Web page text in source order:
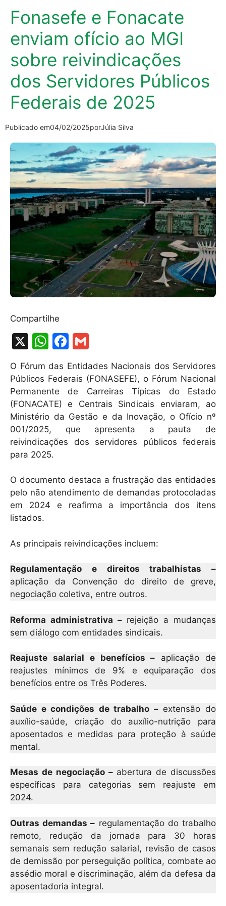
Fonasefe e Fonacate
enviam ofício ao MGI
sobre reivindicações
dos Servidores Públicos
Federais de 2025
Publicado em04/02/2025porJúlia Silva
Compartilhe
X
W
h
at
s
A
p
p
F
a
c
e
b
o
o
m
ai
l
O Fórum das Entidades Nacionais dos Servidores
Públicos Federais (FONASEFE), o Fórum Nacional
Permanente de Carreiras Típicas do Estado
(FONACATE) e Centrais Sindicais enviaram, ao
Ministério da Gestão e da Inovação, o Ofício nº
001/2025, que apresenta a pauta de
reivindicações dos servidores públicos federais
para 2025.
O documento destaca a frustração das entidades
pelo não atendimento de demandas protocoladas
em 2024 e reafirma a importância dos itens
listados.
As principais reivindicações incluem:
Regulamentação e direitos trabalhistas –
aplicação da Convenção do direito de greve,
negociação coletiva, entre outros.
Reforma administrativa –rejeição a mudanças
sem diálogo com entidades sindicais.
Reajuste salarial e benefícios – aplicação de
reajustes mínimos de 9% e equiparação dos
benefícios entre os Três Poderes.
Saúde e condições de trabalho –extensão do
auxílio-saúde, criação do auxílio-nutrição para
aposentados e medidas para proteção à saúde
mental.
Mesas de negociação – abertura de discussões
específicas para categorias sem reajuste em
2024.
Outras demandas – regulamentação do trabalho
remoto, redução da jornada para 30 horas
semanais sem redução salarial, revisão de casos
de demissão por perseguição política, combate ao
assédio moral e discriminação, além da defesa da
aposentadoria integral.